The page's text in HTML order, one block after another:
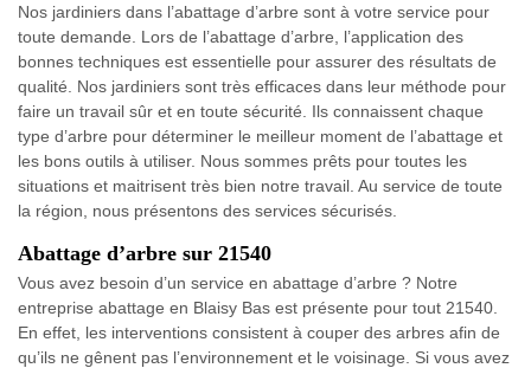
Nos jardiniers dans l’abattage d’arbre sont à votre service pour
toute demande. Lors de l’abattage d’arbre, l’application des
bonnes techniques est essentielle pour assurer des résultats de
qualité. Nos jardiniers sont très efficaces dans leur méthode pour
faire un travail sûr et en toute sécurité. Ils connaissent chaque
type d’arbre pour déterminer le meilleur moment de l’abattage et
les bons outils à utiliser. Nous sommes prêts pour toutes les
situations et maitrisent très bien notre travail. Au service de toute
la région, nous présentons des services sécurisés.
Abattage d’arbre sur 21540
Vous avez besoin d’un service en abattage d’arbre ? Notre
entreprise abattage en Blaisy Bas est présente pour tout 21540.
En effet, les interventions consistent à couper des arbres afin de
qu’ils ne gênent pas l’environnement et le voisinage. Si vous avez